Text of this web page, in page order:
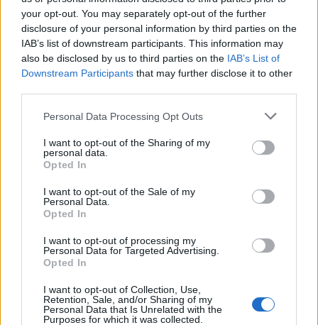
your opt-out. You may separately opt-out of the further
disclosure of your personal information by third parties on the
IAB’s list of downstream participants. This information may
also be disclosed by us to third parties on the IAB’s List of
Downstream Participants that may further disclose it to other
Please note that this website/app uses one or more Google
not limited to your visit or usage behaviour. You may click to
grant or deny consent to Google and its third-party tags to
use your data for below specified purposes in below Google
consent section.
Personal Data Processing Opt Outs
I want to opt-out of the Sharing of my
personal data.
Opted In
I want to opt-out of the Sale of my
Personal Data.
Opted In
I want to opt-out of processing my
Personal Data for Targeted Advertising.
Opted In
I want to opt-out of Collection, Use,
Retention, Sale, and/or Sharing of my
Personal Data that Is Unrelated with the
Purposes for which it was collected.
Ravne na Koroškem
Radlje ob Dravi
Mislinja
Mežica
Črna na Koroškem Vuzenica
Muta
Ribnica na Pohorju
Podvelka
Ključne besede: drava bike
finale
kolesarjenje
turizem
Več iz kraja Slovenj Gradec